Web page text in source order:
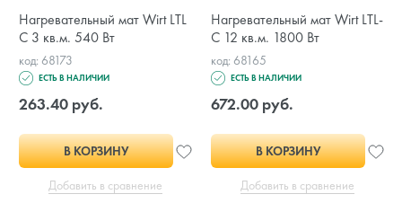
Нагревательный мат Wirt LTL
С 3 кв.м. 540 Вт
код: 68173
ЕСТЬ В НАЛИЧИИ
263.40 руб.
В КОРЗИНУ
Добавить в сравнение
Нагревательный мат Wirt LTL-
C 12 кв.м. 1800 Вт
код: 68165
ЕСТЬ В НАЛИЧИИ
672.00 руб.
В КОРЗИНУ
Добавить в сравнение